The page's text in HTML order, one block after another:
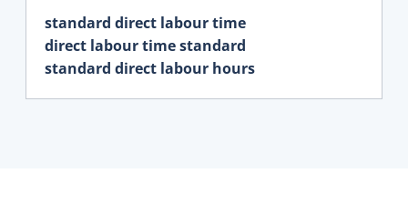
standard direct labour time
direct labour time standard
standard direct labour hours